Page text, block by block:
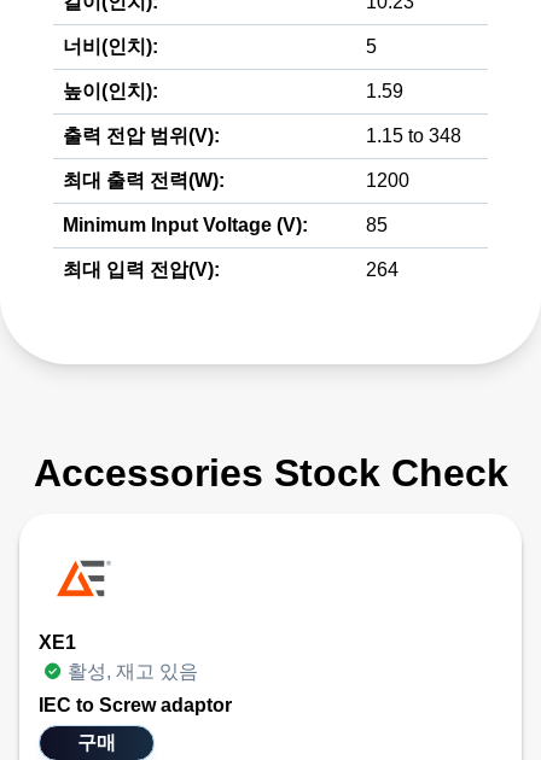
너비(인치): 5
높이(인치): 1.59
출력 전압 범위(V): 1.15 to 348
최대 출력 전력(W): 1200
Minimum Input Voltage (V): 85
최대 입력 전압(V): 264
Accessories Stock Check
XE1
활성, 재고 있음
IEC to Screw adaptor
구매